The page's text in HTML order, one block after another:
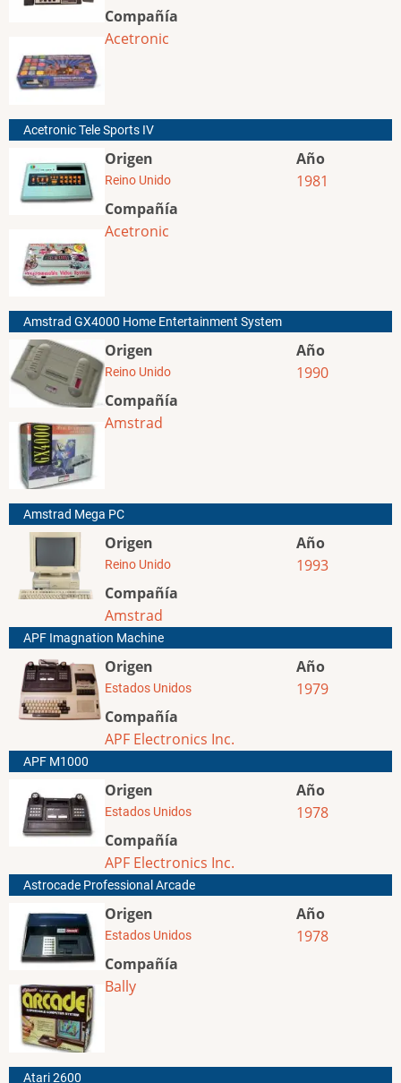
Compañía
Acetronic
Acetronic Tele Sports IV
Origen
Reino Unido
Compañía
Acetronic
Año
1981
Amstrad GX4000 Home Entertainment System
Origen
Reino Unido
Compañía
Amstrad
Año
1990
Amstrad Mega PC
Origen
Reino Unido
Compañía
Amstrad
Año
1993
APF Imagnation Machine
Origen
Estados Unidos
Compañía
APF Electronics Inc.
Año
1979
APF M1000
Origen
Estados Unidos
Compañía
APF Electronics Inc.
Año
1978
Astrocade Professional Arcade
Origen
Estados Unidos
Compañía
Bally
Año
1978
Atari 2600